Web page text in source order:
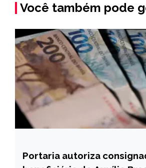
Você também pode
BRASIL
Portaria autoriza